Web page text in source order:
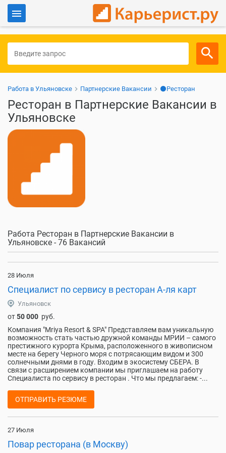
Для работодателей
Работа в Ульяновске Партнерские Вакансии ⚫Ресторан
Ресторан в Партнерские Вакансии в
Ульяновске
Работа Ресторан в Партнерские Вакансии в
Ульяновске - 76 Вакансий
28 Июля
Специалист по сервису в ресторан А-ля карт
Ульяновск
от50 000 руб.
Компания "Mriya Resort & SPA" Представляем вам уникальную
возможность стать частью дружной команды МРИИ – самого
престижного курорта Крыма, расположенного в живописном
месте на берегу Черного моря с потрясающим видом и 300
солнечными днями в году. Входим в экосистему СБЕРА. В
связи с расширением компании мы приглашаем на работу
Специалиста по сервису в ресторан . Что мы предлагаем: -...
ОТПРАВИТЬ РЕЗЮМЕ
27 Июля
Повар ресторана (в Москву)